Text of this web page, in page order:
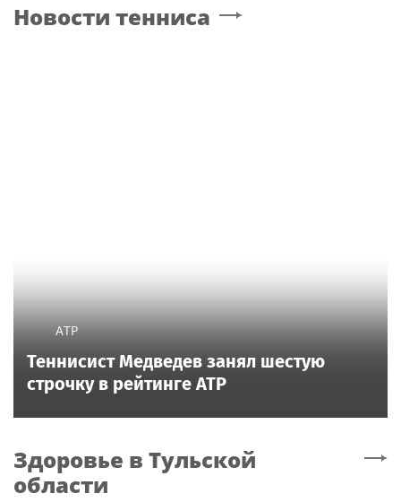
Новости тенниса
ATP
Теннисист Медведев занял шестую
строчку в рейтинге ATP
Здоровье в Тульской
области